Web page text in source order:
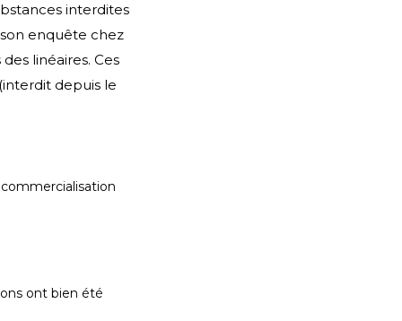
interdites
enquête chez
linéaires. Ces
depuis le
ont bien été